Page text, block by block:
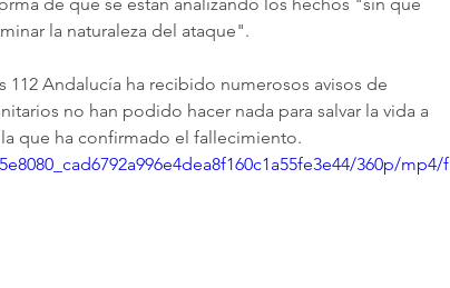
la naturaleza del ataque".
Andalucía ha recibido numerosos avisos de
no han podido hacer nada para salvar la vida a
que ha confirmado el fallecimiento.
360p/mp4/f